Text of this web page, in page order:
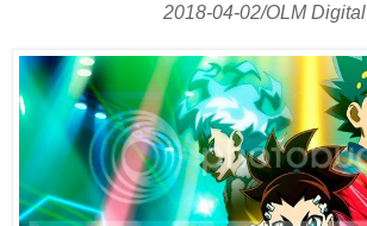
2018-04-02/OLM Digital